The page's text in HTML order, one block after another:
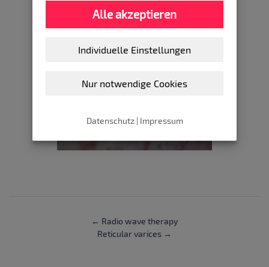
← Radio wave therapy
Reticular varices →
Alle akzeptieren
Individuelle Einstellungen
Nur notwendige Cookies
Datenschutz | Impressum